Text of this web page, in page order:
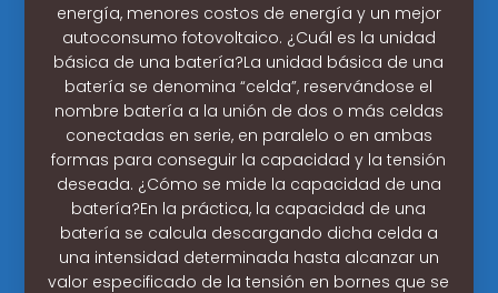
energía, menores costos de energía y un mejor
autoconsumo fotovoltaico. ¿Cuál es la unidad
básica de una batería?La unidad básica de una
batería se denomina “celda”, reservándose el
nombre batería a la unión de dos o más celdas
conectadas en serie, en paralelo o en ambas
formas para conseguir la capacidad y la tensión
deseada. ¿Cómo se mide la capacidad de una
batería?En la práctica, la capacidad de una
batería se calcula descargando dicha celda a
una intensidad determinada hasta alcanzar un
valor especificado de la tensión en bornes que se